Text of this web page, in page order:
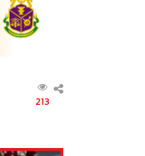
213